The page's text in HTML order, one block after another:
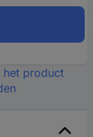
product